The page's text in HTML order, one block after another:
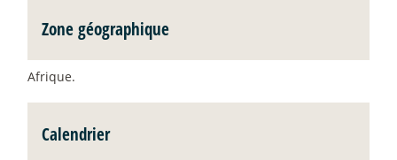
Zone géographique
Afrique.
Calendrier